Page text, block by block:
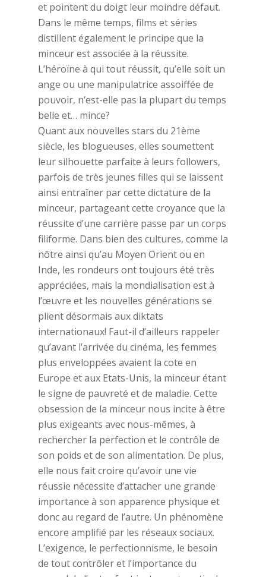
et pointent du doigt leur moindre défaut.
Dans le même temps, films et séries
distillent également le principe que la
minceur est associée à la réussite.
L’héroïne à qui tout réussit, qu’elle soit un
ange ou une manipulatrice assoiffée de
pouvoir, n’est-elle pas la plupart du temps
belle et… mince?
Quant aux nouvelles stars du 21ème
siècle, les blogueuses, elles soumettent
leur silhouette parfaite à leurs followers,
parfois de très jeunes filles qui se laissent
ainsi entraîner par cette dictature de la
minceur, partageant cette croyance que la
réussite d’une carrière passe par un corps
filiforme. Dans bien des cultures, comme la
nôtre ainsi qu’au Moyen Orient ou en
Inde, les rondeurs ont toujours été très
appréciées, mais la mondialisation est à
l’œuvre et les nouvelles générations se
plient désormais aux diktats
internationaux! Faut-il d’ailleurs rappeler
qu’avant l’arrivée du cinéma, les femmes
plus enveloppées avaient la cote en
Europe et aux Etats-Unis, la minceur étant
le signe de pauvreté et de maladie. Cette
obsession de la minceur nous incite à être
plus exigeants avec nous-mêmes, à
rechercher la perfection et le contrôle de
son poids et de son alimentation. De plus,
elle nous fait croire qu’avoir une vie
réussie nécessite d’attacher une grande
importance à son apparence physique et
donc au regard de l’autre. Un phénomène
encore amplifié par les réseaux sociaux.
L’exigence, le perfectionnisme, le besoin
de tout contrôler et l’importance du